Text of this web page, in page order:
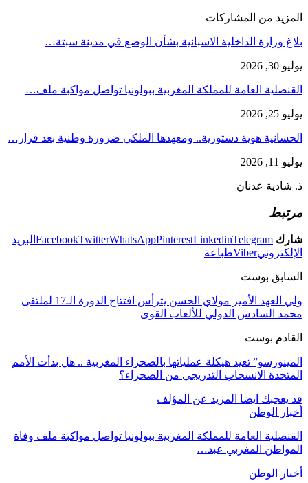
المزيد من المشاركات
بلاغ وزارة الداخلية الاسبانية بشأن الوضع في مدينة سبتة…
يوليو 30, 2026
القنصلية العامة للمملكة المغربية ببولونيا تواصل مواكبة ملف…
يوليو 25, 2026
الحسانية هوية دستورية.. ومعهدها الملكي ضرورة وطنية بعد قرار…
يوليو 11, 2026
ذ. شادية عدنان
مرتبط
شارك FacebookTwitterWhatsAppPinterestLinkedinTelegram
البريد
الإلكترونيViberطباعة
السابق بوست
ولي العهد الأمير مولاي الحسن يترأس افتتاح الدورة الـ17 لملتقى
محمد السادس الدولي للألعاب القوى
القادم بوست
المينورسو” تعيد هيكلة عملياتها بالصحراء المغربية .. هل بدأت الأمم
المتحدة الانسحاب التدريجي من الصحراء؟
قد يعجبك ايضا المزيد عن المؤلف
أخبار الوطن
القنصلية العامة للمملكة المغربية ببولونيا تواصل مواكبة ملف وفاة
المواطن المغربي عبد…
أخبار الوطن